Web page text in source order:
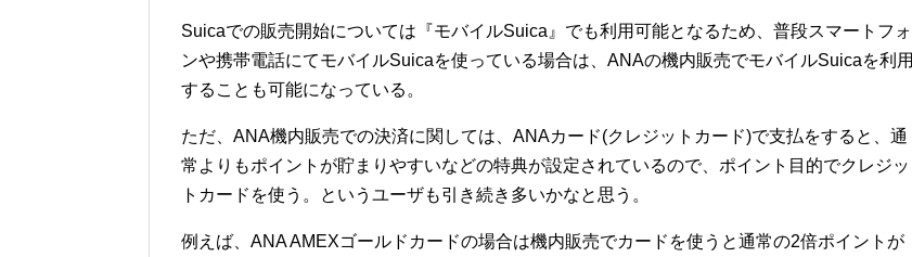
Suicaでの販売開始については『モバイルSuica』でも利用可能となるため、普段スマートフォ
ンや携帯電話にてモバイルSuicaを使っている場合は、ANAの機内販売でモバイルSuicaを利用
することも可能になっている。
ただ、ANA機内販売での決済に関しては、ANAカード(クレジットカード)で支払をすると、通
常よりもポイントが貯まりやすいなどの特典が設定されているので、ポイント目的でクレジッ
トカードを使う。というユーザも引き続き多いかなと思う。
例えば、ANA AMEXゴールドカードの場合は機内販売でカードを使うと通常の2倍ポイントが